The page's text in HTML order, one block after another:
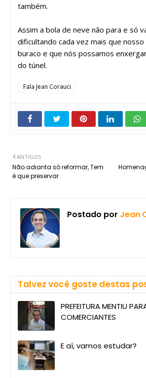
também.
Assim a bola de neve não para e só
dificultando cada vez mais que nosso
buraco e que nós possamos
do túnel.
Fala Jean Corauci
ANTIGOS
Não adianta só reformar, Tem
é que preservar
Postado por Jean
Talvez você goste destas
PREFEITURA MENTIU
COMERCIANTES
E aí, vamos estudar?